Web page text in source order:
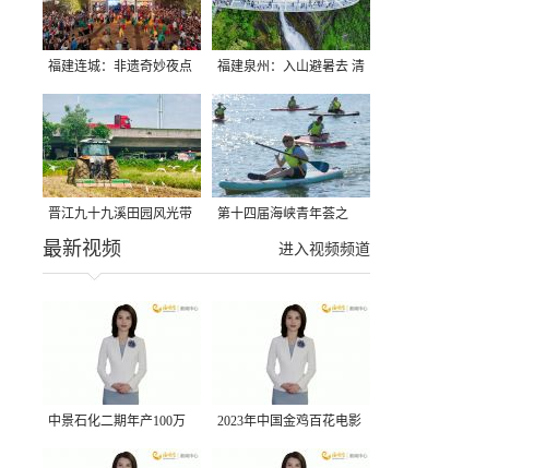
福建连城：非遗奇妙夜点
亮夏夜
福建泉州：入山避暑去 清
凉好惬意
晋江九十九溪田园风光带
千亩早稻迎来成熟收割季
第十四届海峡青年荟之
2026榕台青年大学生水上
进入视频频道
最新视频
中景石化二期年产100万
吨丙烷脱氢项目建成中交
2023年中国金鸡百花电影
节有福电影巡展31日启动